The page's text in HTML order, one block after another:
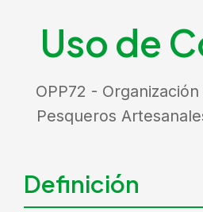
Uso de
OPP72 -
Pesqueros
Definición